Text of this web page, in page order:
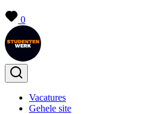
0
Vacatures
Gehele site